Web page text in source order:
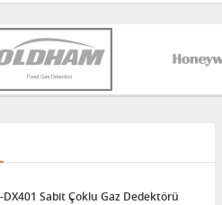
DX401 Sabit Çoklu Gaz Dedektörü